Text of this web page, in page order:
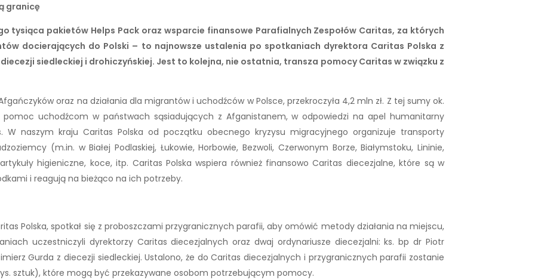
granicę
tysiąca pakietów Helps Pack oraz wsparcie finansowe Parafialnych Zespołów Caritas, za których
docierających do Polski – to najnowsze ustalenia po spotkaniach dyrektora Caritas Polska z
siedleckiej i drohiczyńskiej. Jest to kolejna, nie ostatnia, transza pomocy Caritas w związku z
oraz na działania dla migrantów i uchodźców w Polsce, przekroczyła 4,2 mln zł. Z tej sumy ok.
pomoc uchodźcom w państwach sąsiadujących z Afganistanem, w odpowiedzi na apel humanitarny
W naszym kraju Caritas Polska od początku obecnego kryzysu migracyjnego organizuje transporty
(m.in. w Białej Podlaskiej, Łukowie, Horbowie, Bezwoli, Czerwonym Borze, Białymstoku, Lininie,
higieniczne, koce, itp. Caritas Polska wspiera również finansowo Caritas diecezjalne, które są w
i reagują na bieżąco na ich potrzeby.
Polska, spotkał się z proboszczami przygranicznych parafii, aby omówić metody działania na miejscu,
uczestniczyli dyrektorzy Caritas diecezjalnych oraz dwaj ordynariusze diecezjalni: ks. bp dr Piotr
Gurda z diecezji siedleckiej. Ustalono, że do Caritas diecezjalnych i przygranicznych parafii zostanie
sztuk), które mogą być przekazywane osobom potrzebującym pomocy.